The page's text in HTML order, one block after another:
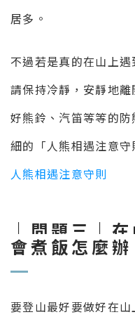
居多。
不過若是真的在山上
請保持冷靜，安靜地
好熊鈴、汽笛等等的
細的「人熊相遇注意守
人熊相遇注意守則
｜問題三｜
會煮飯怎麼辦
要登山最好要做好在